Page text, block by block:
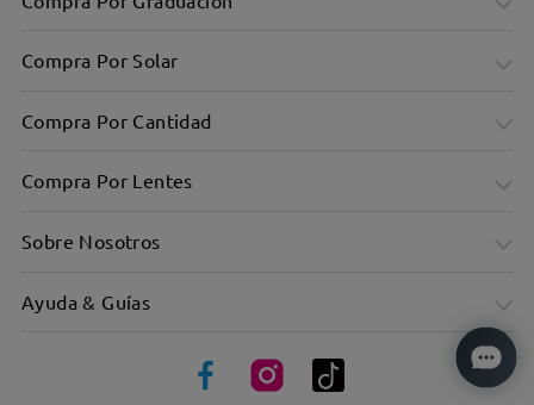
Compra Por Solar
Compra Por Cantidad
Compra Por Lentes
Sobre Nosotros
Ayuda & Guías